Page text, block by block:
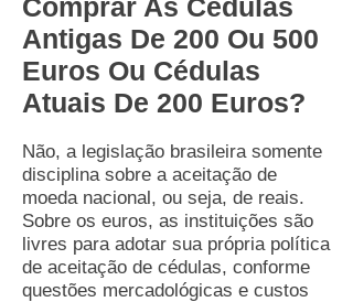
Comprar As Cédulas
Antigas De 200 Ou 500
Euros Ou Cédulas
Atuais De 200 Euros?
Não, a legislação brasileira somente
disciplina sobre a aceitação de
moeda nacional, ou seja, de reais.
Sobre os euros, as instituições são
livres para adotar sua própria política
de aceitação de cédulas, conforme
questões mercadológicas e custos